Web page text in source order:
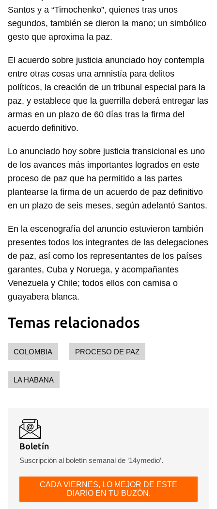
Santos y a “Timochenko”, quienes tras unos
segundos, también se dieron la mano; un simbólico
gesto que aproxima la paz.
El acuerdo sobre justicia anunciado hoy contempla
entre otras cosas una amnistía para delitos
políticos, la creación de un tribunal especial para la
paz, y establece que la guerrilla deberá entregar las
armas en un plazo de 60 días tras la firma del
acuerdo definitivo.
Lo anunciado hoy sobre justicia transicional es uno
de los avances más importantes logrados en este
proceso de paz que ha permitido a las partes
plantearse la firma de un acuerdo de paz definitivo
en un plazo de seis meses, según adelantó Santos.
En la escenografía del anuncio estuvieron también
presentes todos los integrantes de las delegaciones
de paz, así como los representantes de los países
garantes, Cuba y Noruega, y acompañantes
Venezuela y Chile; todos ellos con camisa o
guayabera blanca.
Temas relacionados
COLOMBIA PROCESO DE PAZ
LA HABANA
Boletín
Suscripción al boletín semanal de ‘14ymedio’.
CADA VIERNES, LO MEJOR DE ESTE
DIARIO EN TU BUZÓN.